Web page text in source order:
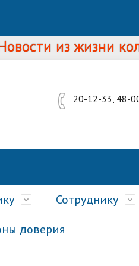
из жизни
20-12-33, 48-
Сотруднику
доверия